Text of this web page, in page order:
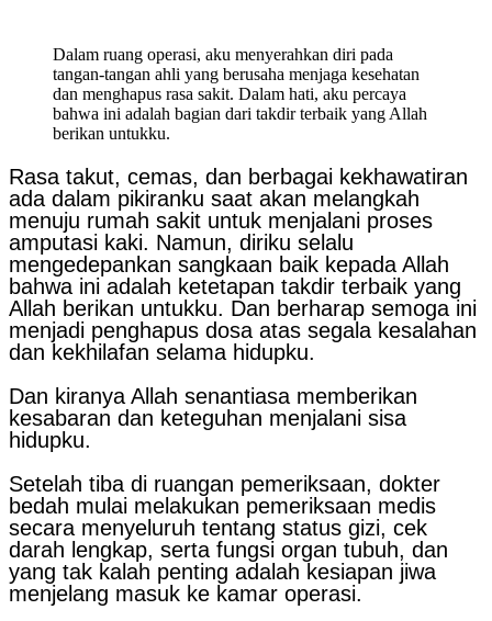
Dalam ruang operasi, aku menyerahkan diri pada
tangan-tangan ahli yang berusaha menjaga kesehatan
dan menghapus rasa sakit. Dalam hati, aku percaya
bahwa ini adalah bagian dari takdir terbaik yang Allah
berikan untukku.
Rasa takut, cemas, dan berbagai kekhawatiran
ada dalam pikiranku saat akan melangkah
menuju rumah sakit untuk menjalani proses
amputasi kaki. Namun, diriku selalu
mengedepankan sangkaan baik kepada Allah
bahwa ini adalah ketetapan takdir terbaik yang
Allah berikan untukku. Dan berharap semoga ini
menjadi penghapus dosa atas segala kesalahan
dan kekhilafan selama hidupku.
Dan kiranya Allah senantiasa memberikan
kesabaran dan keteguhan menjalani sisa
hidupku.
Setelah tiba di ruangan pemeriksaan, dokter
bedah mulai melakukan pemeriksaan medis
secara menyeluruh tentang status gizi, cek
darah lengkap, serta fungsi organ tubuh, dan
yang tak kalah penting adalah kesiapan jiwa
menjelang masuk ke kamar operasi.